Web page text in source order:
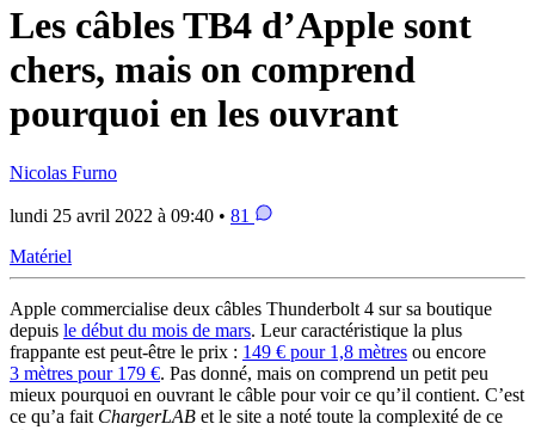
Les câbles TB4 d’Apple sont
chers, mais on comprend
pourquoi en les ouvrant
Nicolas Furno
lundi 25 avril 2022 à 09:40 • 81
Matériel
Apple commercialise deux câbles Thunderbolt 4 sur sa boutique
depuis le début du mois de mars. Leur caractéristique la plus
frappante est peut-être le prix : 149 € pour 1,8 mètres ou encore
3 mètres pour 179 €. Pas donné, mais on comprend un petit peu
mieux pourquoi en ouvrant le câble pour voir ce qu’il contient. C’est
ce qu’a fait ChargerLAB et le site a noté toute la complexité de ce